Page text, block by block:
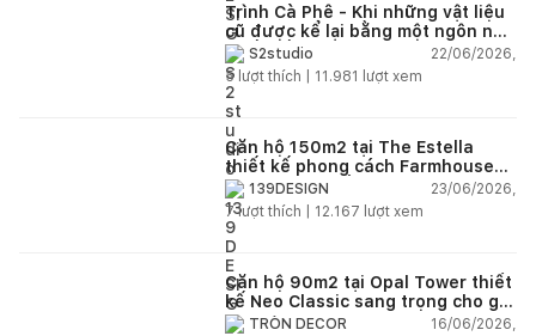
Trình Cà Phê - Khi những vật liệu
cũ được kể lại bằng một ngôn ngữ
thiết kế mới
S2studio
22/06/2026,
5 lượt thích | 11.981 lượt xem
Căn hộ 150m2 tại The Estella
thiết kế phong cách Farmhouse
thanh lịch và ấm áp
139DESIGN
23/06/2026,
7lượt thích | 12.167 lượt xem
Căn hộ 90m2 tại Opal Tower thiết
kế Neo Classic sang trọng cho gia
đình trẻ
TRÒN DECOR
16/06/2026,